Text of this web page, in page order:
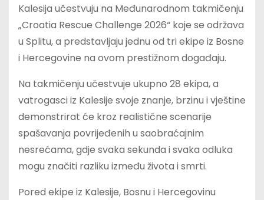
Kalesija učestvuju na Međunarodnom takmičenju
„Croatia Rescue Challenge 2026“ koje se održava
u Splitu, a predstavljaju jednu od tri ekipe iz Bosne
i Hercegovine na ovom prestižnom događaju.
Na takmičenju učestvuje ukupno 28 ekipa, a
vatrogasci iz Kalesije svoje znanje, brzinu i vještine
demonstrirat će kroz realistične scenarije
spašavanja povrijeđenih u saobraćajnim
nesrećama, gdje svaka sekunda i svaka odluka
mogu značiti razliku između života i smrti.
Pored ekipe iz Kalesije, Bosnu i Hercegovinu